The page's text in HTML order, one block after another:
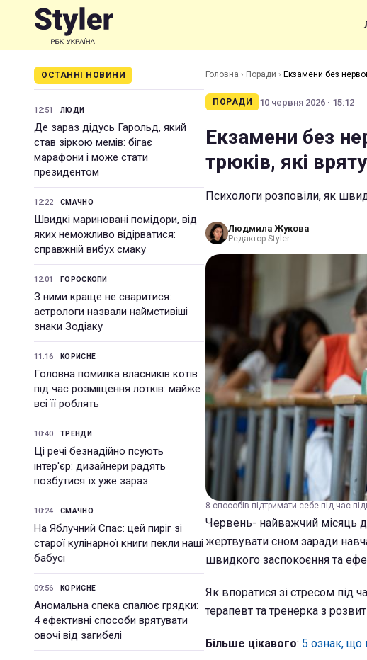
ОСТАННІ НОВИНИ
12:51 ЛЮДИ
Де зараз дідусь Гарольд, який
став зіркою мемів: бігає
марафони і може стати
президентом
12:22 СМАЧНО
Швидкі мариновані помідори, від
яких неможливо відірватися:
справжній вибух смаку
12:01 ГОРОСКОПИ
З ними краще не сваритися:
астрологи назвали наймстивіші
знаки Зодіаку
11:16 КОРИСНЕ
Головна помилка власників котів
під час розміщення лотків: майже
всі її роблять
10:40 ТРЕНДИ
Ці речі безнадійно псують
інтер'єр: дизайнери радять
позбутися їх уже зараз
10:24 СМАЧНО
На Яблучний Спас: цей пиріг зі
старої кулінарної книги пекли наші
бабусі
09:56 КОРИСНЕ
Аномальна спека спалює грядки:
4 ефективні способи врятувати
овочі від загибелі
Головна › Поради › Екзамени без
ПОРАДИ 10 червня 2026 · 15:12
Екзамени без
трюків, які
Психологи розповіли, як
Людмила Жукова
Редактор Styler
8 способів підтримати себе під час
Червень- найважчий місяць
жертвувати сном заради
швидкого заспокоєння та
Як впоратися зі стресом під
терапевт та тренерка з
Більше цікавого: 5 ознак, що